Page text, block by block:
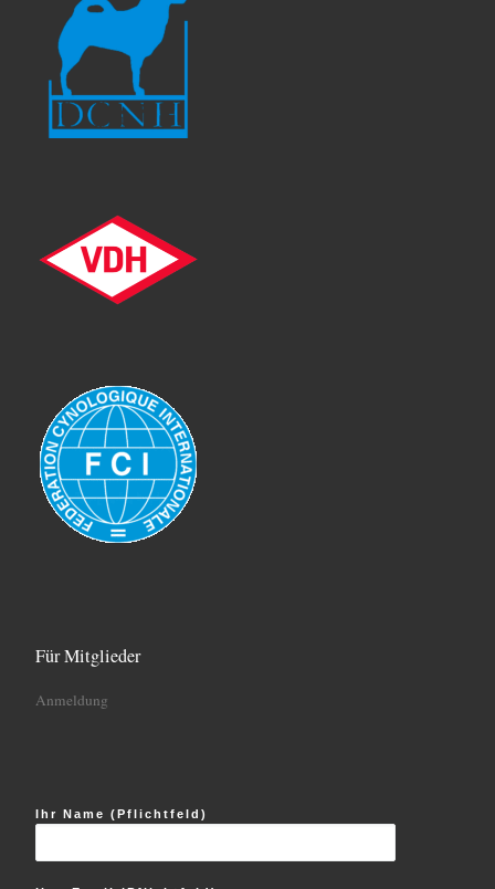
Für Mitglieder
Anmeldung
Ihr Name (Pflichtfeld)